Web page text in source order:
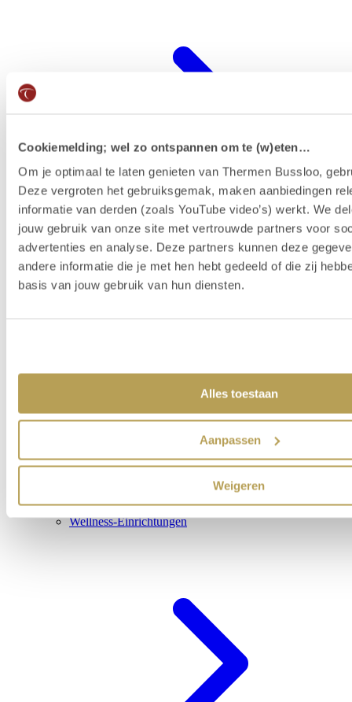
Cookiemelding; wel zo ontspannen om te (w)eten…
Om je optimaal te laten genieten van Thermen Bussloo,
Deze vergroten het gebruiksgemak, maken aanbiedingen
informatie van derden (zoals YouTube video’s) werkt. We
jouw gebruik van onze site met vertrouwde partners voor
advertenties en analyse. Deze partners kunnen deze
andere informatie die je met hen hebt gedeeld of die zij
basis van jouw gebruik van hun diensten.
Alles toestaan
Aanpassen
Weigeren
Wellness-Resort
Wellness-Einrichtungen